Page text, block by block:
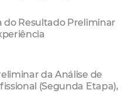
do Resultado Preliminar
da Análise de
(Segunda Etapa),